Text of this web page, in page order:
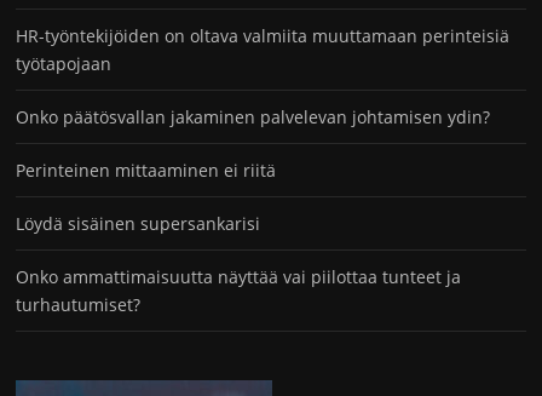
HR-työntekijöiden on oltava valmiita muuttamaan perinteisiä
työtapojaan
Onko päätösvallan jakaminen palvelevan johtamisen ydin?
Perinteinen mittaaminen ei riitä
Löydä sisäinen supersankarisi
Onko ammattimaisuutta näyttää vai piilottaa tunteet ja
turhautumiset?